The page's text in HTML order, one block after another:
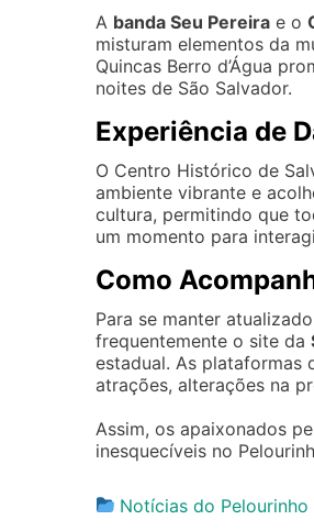
A banda Seu Pereira e o
misturam elementos da
Quincas Berro d’Água
noites de São Salvador.
Experiência de
O Centro Histórico de
ambiente vibrante e
cultura, permitindo que
um momento para
Como
Para se manter
frequentemente o site da
estadual. As plataformas
atrações, alterações na
Assim, os apaixonados
inesquecíveis no
Notícias do Pelourinho